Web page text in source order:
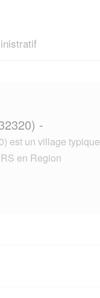
-
est un village typique
en Region